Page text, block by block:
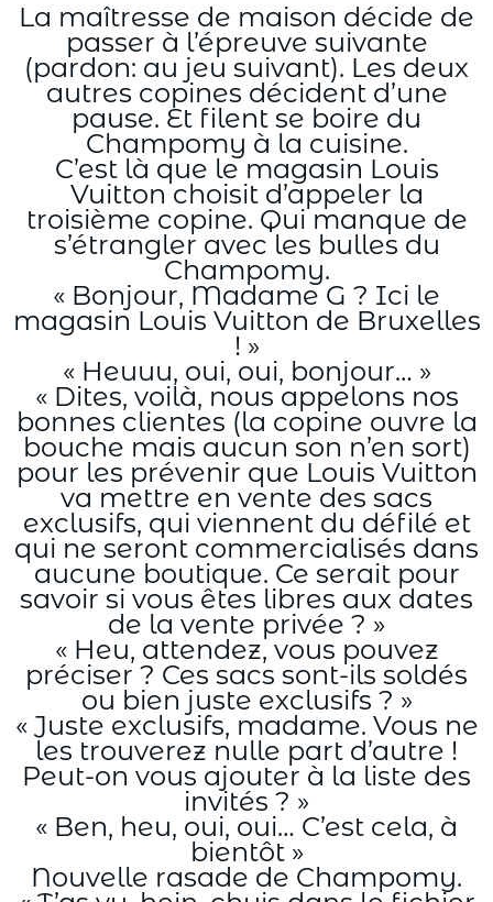
La maîtresse de maison décide de
passer à l’épreuve suivante
(pardon: au jeu suivant). Les deux
autres copines décident d’une
pause. Et filent se boire du
Champomy à la cuisine.
C’est là que le magasin Louis
Vuitton choisit d’appeler la
troisième copine. Qui manque de
s’étrangler avec les bulles du
Champomy.
« Bonjour, Madame G ? Ici le
magasin Louis Vuitton de Bruxelles
! »
« Heuuu, oui, oui, bonjour… »
« Dites, voilà, nous appelons nos
bonnes clientes (la copine ouvre la
bouche mais aucun son n’en sort)
pour les prévenir que Louis Vuitton
va mettre en vente des sacs
exclusifs, qui viennent du défilé et
qui ne seront commercialisés dans
aucune boutique. Ce serait pour
savoir si vous êtes libres aux dates
de la vente privée ? »
« Heu, attendez, vous pouvez
préciser ? Ces sacs sont-ils soldés
ou bien juste exclusifs ? »
« Juste exclusifs, madame. Vous ne
les trouverez nulle part d’autre !
Peut-on vous ajouter à la liste des
invités ? »
« Ben, heu, oui, oui… C’est cela, à
bientôt »
Nouvelle rasade de Champomy.